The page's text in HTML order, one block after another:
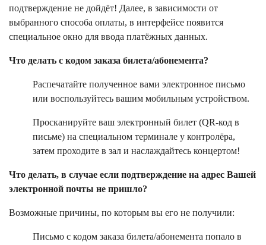
подтверждение не дойдёт! Далее, в зависимости от
выбранного способа оплаты, в интерфейсе появится
специальное окно для ввода платёжных данных.
Что делать с кодом заказа билета/абонемента?
Распечатайте полученное вами электронное письмо
или воспользуйтесь вашим мобильным устройством.
Просканируйте ваш электронный билет (QR-код в
письме) на специальном терминале у контролёра,
затем проходите в зал и наслаждайтесь концертом!
Что делать, в случае если подтверждение на адрес Вашей
электронной почты не пришло?
Возможные причины, по которым вы его не получили:
Письмо с кодом заказа билета/абонемента попало в